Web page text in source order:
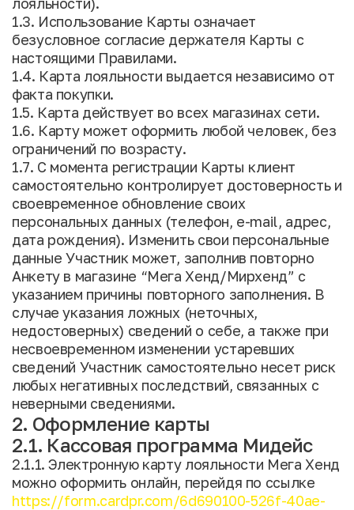
1.3. Использование Карты означает
безусловное согласие держателя Карты с
настоящими Правилами.
1.4. Карта лояльности выдается независимо от
факта покупки.
1.5. Карта действует во всех магазинах сети.
1.6. Карту может оформить любой человек, без
ограничений по возрасту.
1.7. С момента регистрации Карты клиент
самостоятельно контролирует достоверность и
своевременное обновление своих
персональных данных (телефон, e-mail, адрес,
дата рождения). Изменить свои персональные
данные Участник может, заполнив повторно
Анкету в магазине “Мега Хенд/Мирхенд” с
указанием причины повторного заполнения. В
случае указания ложных (неточных,
недостоверных) сведений о себе, а также при
несвоевременном изменении устаревших
сведений Участник самостоятельно несет риск
любых негативных последствий, связанных с
неверными сведениями.
2. Оформление карты
2.1. Кассовая программа Мидейс
2.1.1. Электронную карту лояльности Мега Хенд
можно оформить онлайн, перейдя по ссылке
https://form.cardpr.com/6d690100-526f-40ae-